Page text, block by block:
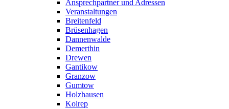
Ansprechpartner und Adressen
Veranstaltungen
Breitenfeld
Brüsenhagen
Dannenwalde
Demerthin
Drewen
Gantikow
Granzow
Gumtow
Holzhausen
Kolrep